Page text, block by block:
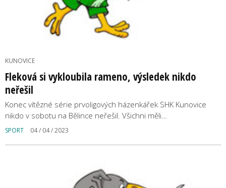
KUNOVICE
Fleková si vykloubila rameno, výsledek nikdo
neřešil
Konec vítězné série prvoligových házenkářek SHK Kunovice
nikdo v sobotu na Bělince neřešil. Všichni měli…
SPORT 04 / 04 / 2023